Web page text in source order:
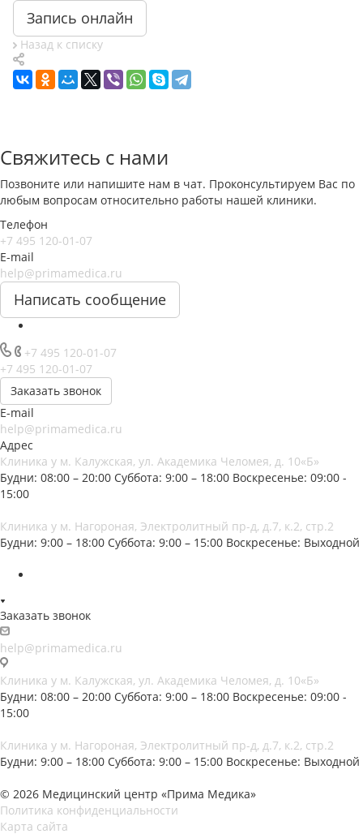
Запись онлайн
Назад к списку
Свяжитесь с нами
Позвоните или напишите нам в чат. Проконсультируем Вас по
любым вопросам относительно работы нашей клиники.
Телефон
+7 495 120-01-07
E-mail
help@primamedica.ru
Написать сообщение
+7 495 120-01-07
+7 495 120-01-07
Заказать звонок
E-mail
help@primamedica.ru
Адрес
Клиника у м. Калужская, ул. Академика Челомея, д. 10«Б»
Будни: 08:00 – 20:00 Суббота: 9:00 – 18:00 Воскресенье: 09:00 -
15:00
Клиника у м. Нагороная, Электролитный пр-д, д.7, к.2, стр.2
Будни: 9:00 – 18:00 Суббота: 9:00 – 15:00 Воскресенье: Выходной
Заказать звонок
help@primamedica.ru
Клиника у м. Калужская, ул. Академика Челомея, д. 10«Б»
Будни: 08:00 – 20:00 Суббота: 9:00 – 18:00 Воскресенье: 09:00 -
15:00
Клиника у м. Нагороная, Электролитный пр-д, д.7, к.2, стр.2
Будни: 9:00 – 18:00 Суббота: 9:00 – 15:00 Воскресенье: Выходной
© 2026 Медицинский центр «Прима Медика»
Политика конфиденциальности
Карта сайта